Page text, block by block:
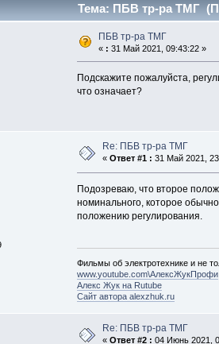
Тема: ПБВ тр-ра ТМГ
ПБВ тр-ра ТМГ
« : 31 Май 2021, 09:43:22 »
Подскажите пожалуйста,
что означает?
Re: ПБВ тр-ра ТМГ
« Ответ #1 : 31 Май 2021,
Подозреваю, что второе
номинального, которое
положению регулирования.
Фильмы об электротехнике и не
www.youtube.com\АлексЖукПрофи
Алекс Жук на Rutube
Сайт автора alexzhuk.ru
Re: ПБВ тр-ра ТМГ
« Ответ #2 : 04 Июнь 2021,